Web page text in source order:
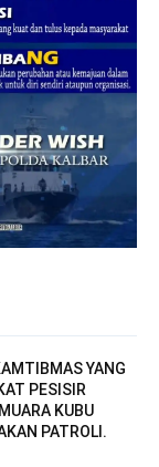
YANG
PESISIR
KUBU
PATROLI.